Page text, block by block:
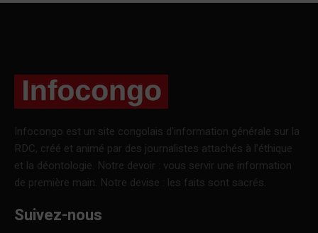
Infocongo est un site congolais d’information générale sur la
RDC, créé et animé par des journalistes attachés à l’éthique
et la déontologie. Notre devoir : vous servir une information
de première main. Notre devise : les faits sont sacrés.
Suivez-nous